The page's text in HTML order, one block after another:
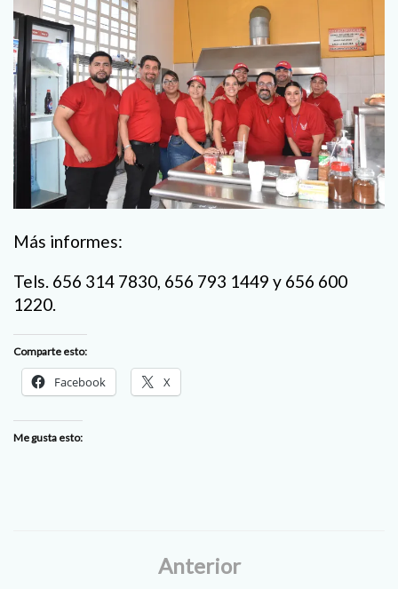
Más informes:
Tels. 656 314 7830, 656 793 1449 y 656 600
1220.
Comparte esto:
Facebook X
Me gusta esto:
Anterior